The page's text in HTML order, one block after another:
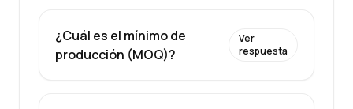
¿Cuál es el mínimo de
producción (MOQ)?
Ver
respuesta